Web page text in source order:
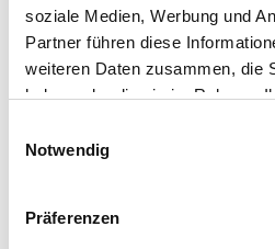
soziale Medien, Werbung und
Partner führen diese
weiteren Daten zusammen, die
haben oder die sie im Rahmen
Notwendig
Präferenzen
Recent Posts
Gemeinsam für die
Unser Auftritt beim SOG-
Recent Comments